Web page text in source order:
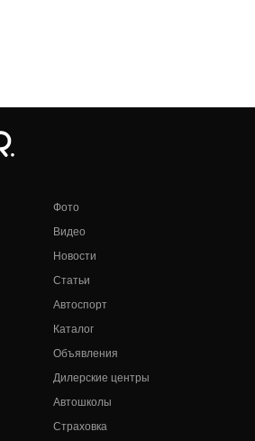
Фото
Видео
Новости
Статьи
Автоспорт
Каталог
Объявления
Дилерские центры
Автошколы
Страховка